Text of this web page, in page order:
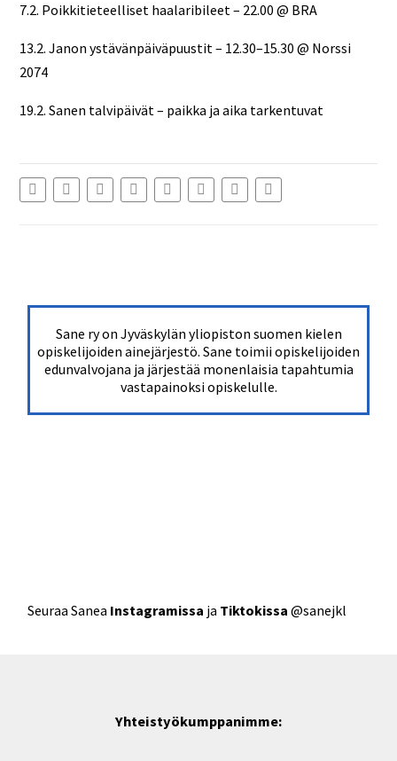
7.2. Poikkitieteelliset haalaribileet – 22.00 @ BRA
13.2. Janon ystävänpäiväpuustit – 12.30–15.30 @ Norssi
2074
19.2. Sanen talvipäivät – paikka ja aika tarkentuvat
Sane ry on Jyväskylän yliopiston suomen kielen
opiskelijoiden ainejärjestö. Sane toimii opiskelijoiden
edunvalvojana ja järjestää monenlaisia tapahtumia
vastapainoksi opiskelulle.
Seuraa Sanea Instagramissa ja Tiktokissa @sanejkl
Yhteistyökumppanimme: